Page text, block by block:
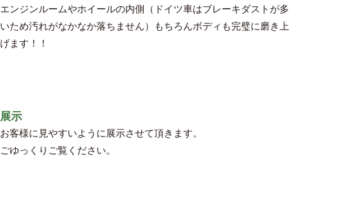
エンジンルームやホイールの内側（ドイツ車はブレーキダストが多
いため汚れがなかなか落ちません）もちろんボディも完璧に磨き上
げます！！
展示
お客様に見やすいように展示させて頂きます。
ごゆっくりご覧ください。